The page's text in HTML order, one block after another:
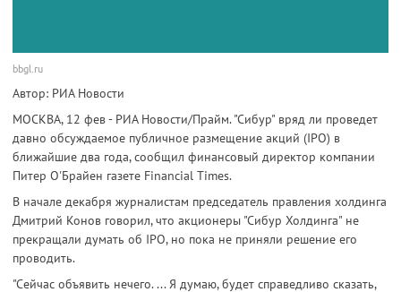
bbgl.ru
Автор: РИА Новости
МОСКВА, 12 фев - РИА Новости/Прайм. "Сибур" вряд ли проведет
давно обсуждаемое публичное размещение акций (IPO) в
ближайшие два года, сообщил финансовый директор компании
Питер О'Брайен газете Financial Times.
В начале декабря журналистам председатель правления холдинга
Дмитрий Конов говорил, что акционеры "Сибур Холдинга" не
прекращали думать об IPO, но пока не приняли решение его
проводить.
"Сейчас объявить нечего. ... Я думаю, будет справедливо сказать,